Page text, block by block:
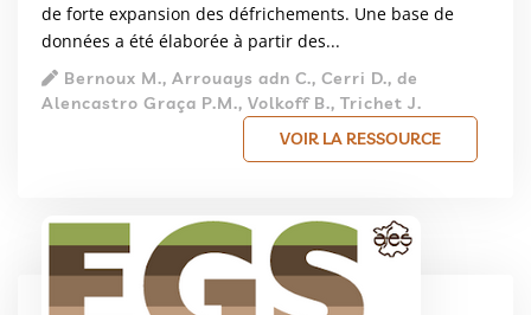
de forte expansion des défrichements. Une base de
données a été élaborée à partir des...
Bernoux M., Arrouays adn C., Cerri D., de
Alencastro Graça P.M., Volkoff B., Trichet J.
VOIR LA RESSOURCE